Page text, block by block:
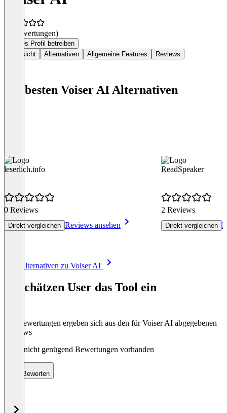
(0 Bewertungen)
Dieses Profil betreiben
Übersicht
Alternativen Allgemeine Features Reviews
Die besten Voiser AI Alternativen
leserlich.info
0 Reviews
Direkt vergleichen Reviews ansehen
ReadSpeaker
2 Reviews
Direkt vergleichen
Alle Alternativen zu Voiser AI
So schätzen User das Tool ein
Die Bewertungen ergeben sich aus den für Voiser AI abgegebenen
Reviews
Noch nicht genügend Bewertungen vorhanden
Bewerten